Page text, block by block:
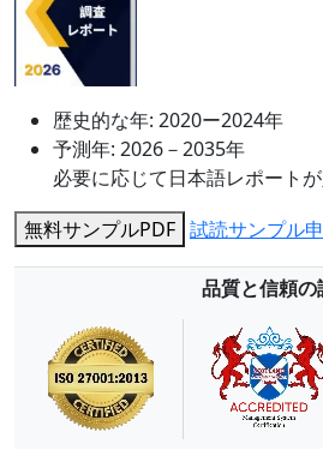
歴史的な年: 2020ー2024年
予測年: 2026－2035年
必要に応じて日本語レポート
無料サンプルPDF 試読サンプル
品質と信頼の